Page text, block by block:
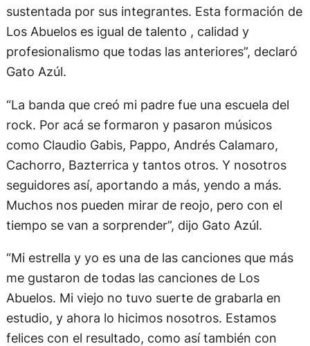
sustentada por sus integrantes. Esta formación de
Los Abuelos es igual de talento , calidad y
profesionalismo que todas las anteriores”, declaró
Gato Azúl.
“La banda que creó mi padre fue una escuela del
rock. Por acá se formaron y pasaron músicos
como Claudio Gabis, Pappo, Andrés Calamaro,
Cachorro, Bazterrica y tantos otros. Y nosotros
seguidores así, aportando a más, yendo a más.
Muchos nos pueden mirar de reojo, pero con el
tiempo se van a sorprender”, dijo Gato Azúl.
“Mi estrella y yo es una de las canciones que más
me gustaron de todas las canciones de Los
Abuelos. Mi viejo no tuvo suerte de grabarla en
estudio, y ahora lo hicimos nosotros. Estamos
felices con el resultado, como así también con